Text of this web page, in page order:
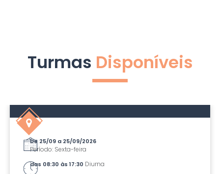
Turmas Disponíveis
De 25/09 a 25/09/2026
Período: Sexta-feira
das 08:30 às 17:30 Diurna